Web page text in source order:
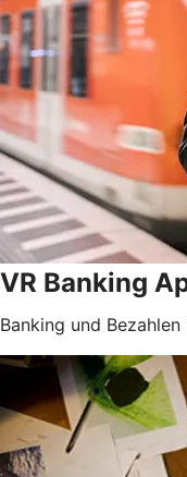
VR Banking
Banking und